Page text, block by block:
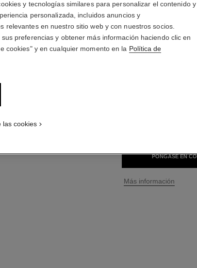
BLANCHE
Eau de Parfum
Más información
PÓNGASE EN
↩
Más información
y tecnologías similares para personalizar el contenido y
personalizada, incluidos anuncios y
relevantes en nuestro sitio web y con nuestros socios.
preferencias y obtener más información haciendo clic en
cookies" y en cualquier momento en la Política de
las cookies